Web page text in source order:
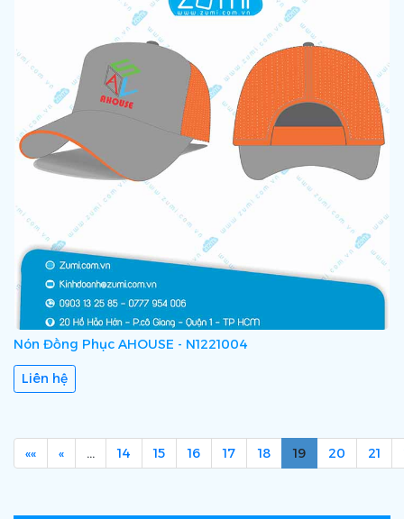
Nón Đồng Phục AHOUSE - N1221004
Liên hệ
«« « … 14 15 16 17 18 19 20 21